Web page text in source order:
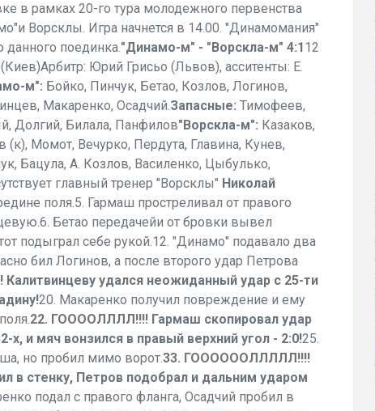
в рамках 20-го тура молодежного первенства
Ворсклы. Игра начнется в 14.00. "Динамомания"
данного поединка."Динамо-м" - "Ворскла-м" 4:112
Юрий Грисьо (Львов), асситенты: Е.
м": Бойко, Пинчук, Бетао, Козлов, Логинов,
Макаренко, Осадчий.Запасные: Тимофеев,
Долгий, Билала, Панфилов"Ворскла-м": Казаков,
Момот, Вечурко, Пердута, Главина, Кунев,
Бацула, А. Козлов, Василенко, Цыбулько,
главный тренер "Ворсклы" Николай
поля.5. Гармаш простреливал от правого
Бетао передачейи от бровки вывел
подыграл себе рукой.12. "Динамо" подавало два
бил Логинов, а после второго удар Петрова
удался неожиданный удар с 25-ти
20. Макаренко получил повреждение и ему
22. ГООООЛЛЛЛ!!!! Гармаш скопировал удар
х, и мяч вонзился в правый верхний угол - 2:0!25.
но пробил мимо ворот.33. ГООООООЛЛЛЛЛ!!!!
в стенку, Петров подобрал и дальним ударом
подал с правого фланга, Осадчий пробил в